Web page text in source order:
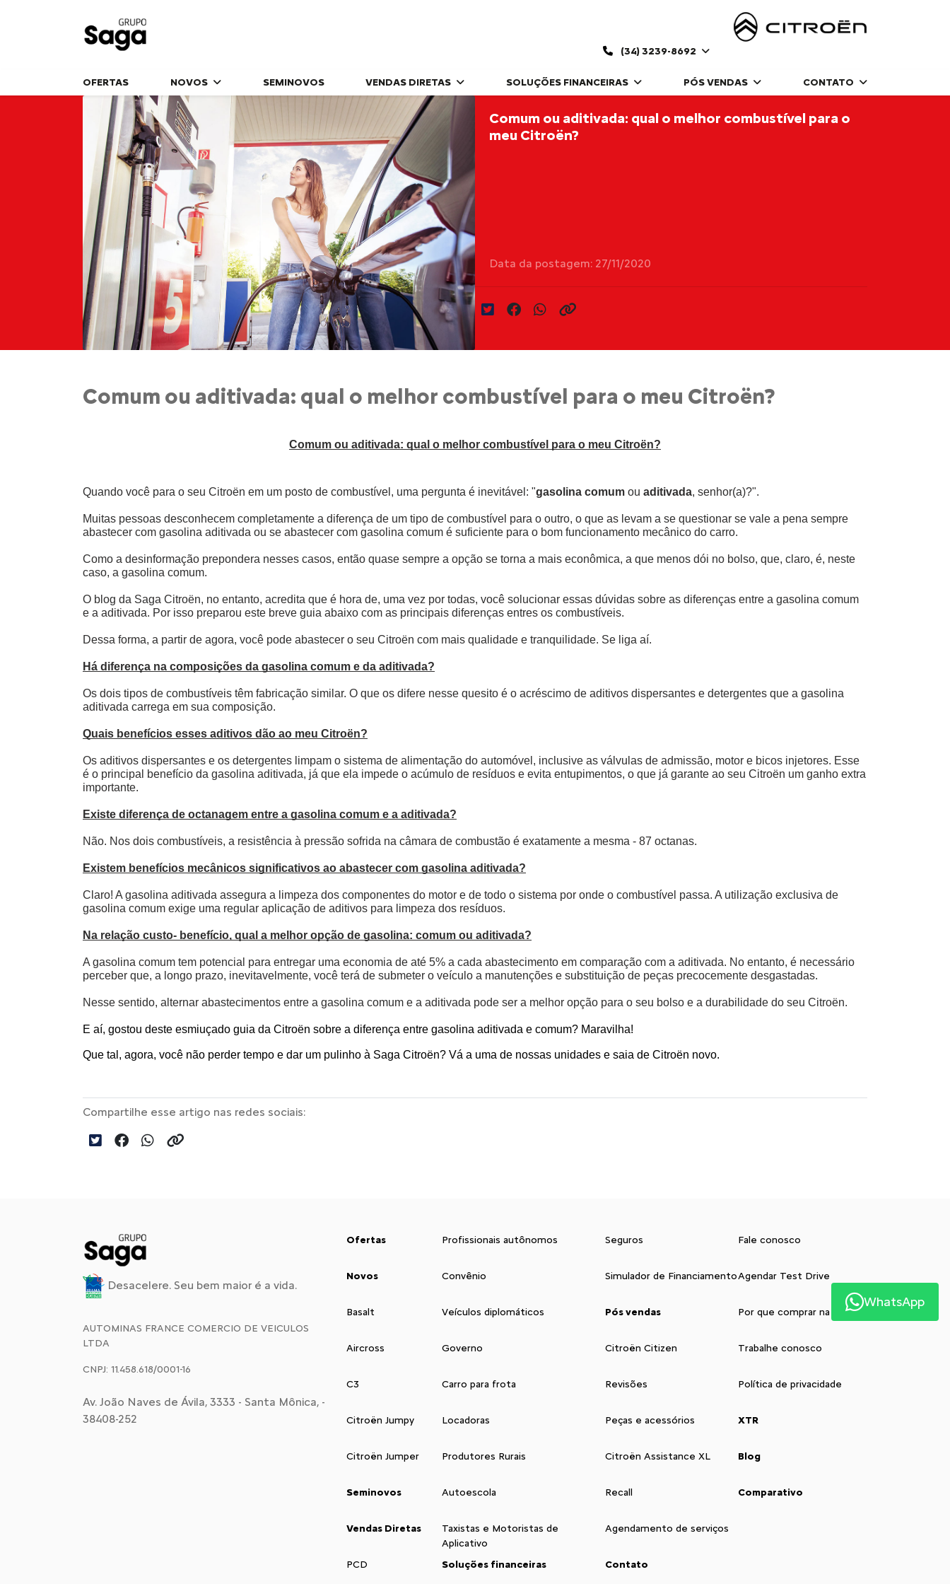
(34) 3239-8692
OFERTAS NOVOS SEMINOVOS VENDAS DIRETAS SOLUÇÕES FINANCEIRAS PÓS VENDAS CONTATO
Comum ou aditivada: qual o melhor combustível para o
meu Citroën?
Data da postagem: 27/11/2020
Comum ou aditivada: qual o melhor combustível para o meu Citroën?
Comum ou aditivada: qual o melhor combustível para o meu Citroën?
Quando você para o seu Citroën em um posto de combustível, uma pergunta é inevitável: "gasolina comum ou aditivada, senhor(a)?".
Muitas pessoas desconhecem completamente a diferença de um tipo de combustível para o outro, o que as levam a se questionar se vale a pena sempre
abastecer com gasolina aditivada ou se abastecer com gasolina comum é suficiente para o bom funcionamento mecânico do carro.
Como a desinformação prepondera nesses casos, então quase sempre a opção se torna a mais econômica, a que menos dói no bolso, que, claro, é, neste
caso, a gasolina comum.
O blog da Saga Citroën, no entanto, acredita que é hora de, uma vez por todas, você solucionar essas dúvidas sobre as diferenças entre a gasolina comum
e a aditivada. Por isso preparou este breve guia abaixo com as principais diferenças entres os combustíveis.
Dessa forma, a partir de agora, você pode abastecer o seu Citroën com mais qualidade e tranquilidade. Se liga aí.
Há diferença na composições da gasolina comum e da aditivada?
Os dois tipos de combustíveis têm fabricação similar. O que os difere nesse quesito é o acréscimo de aditivos dispersantes e detergentes que a gasolina
aditivada carrega em sua composição.
Quais benefícios esses aditivos dão ao meu Citroën?
Os aditivos dispersantes e os detergentes limpam o sistema de alimentação do automóvel, inclusive as válvulas de admissão, motor e bicos injetores. Esse
é o principal benefício da gasolina aditivada, já que ela impede o acúmulo de resíduos e evita entupimentos, o que já garante ao seu Citroën um ganho extra
importante.
Existe diferença de octanagem entre a gasolina comum e a aditivada?
Não. Nos dois combustíveis, a resistência à pressão sofrida na câmara de combustão é exatamente a mesma - 87 octanas.
Existem benefícios mecânicos significativos ao abastecer com gasolina aditivada?
Claro! A gasolina aditivada assegura a limpeza dos componentes do motor e de todo o sistema por onde o combustível passa. A utilização exclusiva de
gasolina comum exige uma regular aplicação de aditivos para limpeza dos resíduos.
Na relação custo- benefício, qual a melhor opção de gasolina: comum ou aditivada?
A gasolina comum tem potencial para entregar uma economia de até 5% a cada abastecimento em comparação com a aditivada. No entanto, é necessário
perceber que, a longo prazo, inevitavelmente, você terá de submeter o veículo a manutenções e substituição de peças precocemente desgastadas.
Nesse sentido, alternar abastecimentos entre a gasolina comum e a aditivada pode ser a melhor opção para o seu bolso e a durabilidade do seu Citroën.
E aí, gostou deste esmiuçado guia da Citroën sobre a diferença entre gasolina aditivada e comum? Maravilha!
Que tal, agora, você não perder tempo e dar um pulinho à Saga Citroën? Vá a uma de nossas unidades e saia de Citroën novo.
Compartilhe esse artigo nas redes sociais:
Desacelere. Seu bem maior é a vida.
AUTOMINAS FRANCE COMERCIO DE VEICULOS
LTDA
CNPJ: 11.458.618/0001-16
Av. João Naves de Ávila, 3333 - Santa Mônica, -
38408-252
Ofertas
Novos
Basalt
Aircross
C3
Citroën Jumpy
Citroën Jumper
Seminovos
Vendas Diretas
PCD
Profissionais autônomos
Convênio
Veículos diplomáticos
Governo
Carro para frota
Locadoras
Produtores Rurais
Autoescola
Taxistas e Motoristas de
Aplicativo
Soluções financeiras
Seguros
Simulador de Financiamento
Pós vendas
Citroën Citizen
Revisões
Peças e acessórios
Citroën Assistance XL
Recall
Agendamento de serviços
Contato
Fale conosco
Agendar Test Drive
Por que comprar na Saga
Trabalhe conosco
Política de privacidade
XTR
Blog
Comparativo
WhatsApp